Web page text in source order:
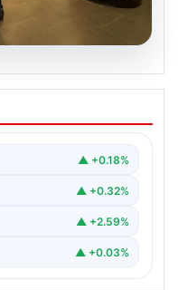
ayı
▲ +0.18%
▲ +0.32%
▲ +2.59%
▲ +0.03%